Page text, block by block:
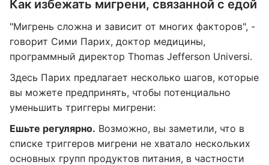
Как избежать мигрени, связанной с едой
"Мигрень сложна и зависит от многих факторов", -
говорит Сими Парих, доктор медицины,
программный директор Thomas Jefferson Universi.
Здесь Парих предлагает несколько шагов, которые
вы можете предпринять, чтобы потенциально
уменьшить триггеры мигрени:
Ешьте регулярно. Возможно, вы заметили, что в
списке триггеров мигрени не хватало нескольких
основных групп продуктов питания, в частности